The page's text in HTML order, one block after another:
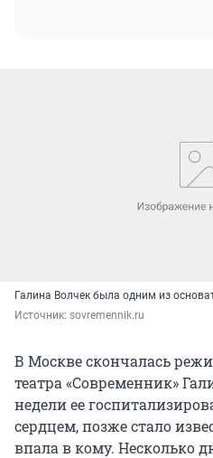
Галина Волчек была одним из
Источник: sovremennik.ru
В Москве скончалась
театра «Современник»
недели ее
сердцем, позже стало
впала в кому. Несколько